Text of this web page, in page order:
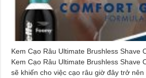
Kem Cạo Râu Ultimate Brushless Shave
Kem Cạo Râu Ultimate Brushless Shave
sẽ khiến cho việc cạo râu giờ đây trở